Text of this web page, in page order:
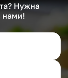
Нужна
нами!